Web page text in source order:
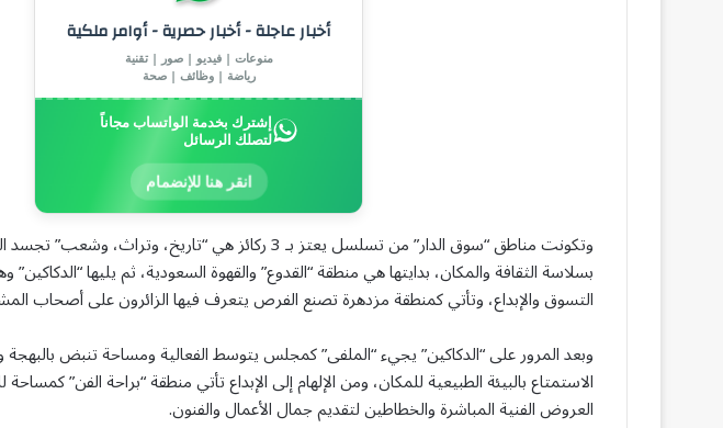
أخبار عاجلة - أخبار حصرية - أوامر ملكية
منوعات | فيديو | صور | تقنية
رياضة | وظائف | صحة
إشترك بخدمة الواتساب مجاناً
لتصلك الرسائل
انقر هنا للإنضمام
وتكونت مناطق “سوق الدار” من تسلسل يعتز بـ 3 ركائز هي “تاريخ،
بسلاسة الثقافة والمكان، بدايتها هي منطقة “القدوع” والقهوة السعودية، ثم يليها
التسوق والإبداع، وتأتي كمنطقة مزدهرة تصنع الفرص يتعرف فيها الزائرون على أصحاب
وبعد المرور على “الدكاكين” يجيء “الملفى” كمجلس يتوسط الفعالية ومساحة تنبض
الاستمتاع بالبيئة الطبيعية للمكان، ومن الإلهام إلى الإبداع تأتي منطقة “براحة الفن”
العروض الفنية المباشرة والخطاطين لتقديم جمال الأعمال والفنون.